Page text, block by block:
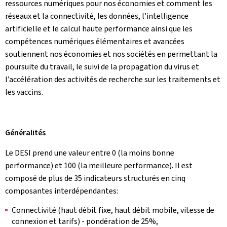
ressources numériques pour nos économies et comment les
réseaux et la connectivité, les données, l’intelligence
artificielle et le calcul haute performance ainsi que les
compétences numériques élémentaires et avancées
soutiennent nos économies et nos sociétés en permettant la
poursuite du travail, le suivi de la propagation du virus et
l’accélération des activités de recherche sur les traitements et
les vaccins.
Généralités
Le DESI prend une valeur entre 0 (la moins bonne
performance) et 100 (la meilleure performance). Il est
composé de plus de 35 indicateurs structurés en cinq
composantes interdépendantes:
Connectivité (haut débit fixe, haut débit mobile, vitesse de
connexion et tarifs) - pondération de 25%,